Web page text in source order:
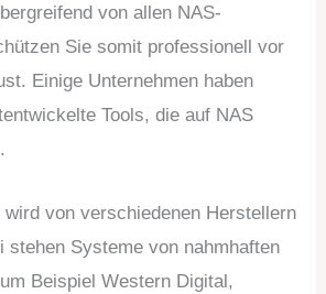
von allen NAS-
Sie somit professionell vor
Einige Unternehmen haben
Tools, die auf NAS
wird von verschiedenen Herstellern
stehen Systeme von nahmhaften
Beispiel Western Digital,